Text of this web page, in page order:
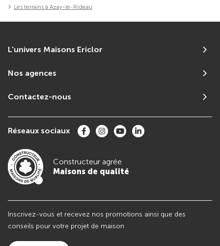
Les terrains à Azay-le-Rideau
L'univers Maisons Ericlor
Nos agences
Contactez-nous
Réseaux sociaux
Constructeur agrée
Maisons de qualité
Inscrivez-vous et recevez nos promotions ainsi que des
conseils pour votre projet de maison